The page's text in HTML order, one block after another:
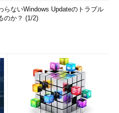
らないWindows Updateのトラブル
のか？ (1/2)